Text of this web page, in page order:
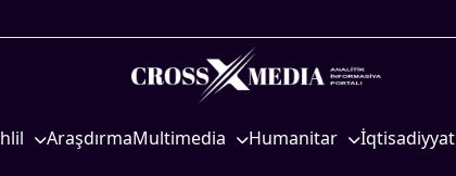
AraşdırmaMultimedia Humanitar İqtisadiyyat